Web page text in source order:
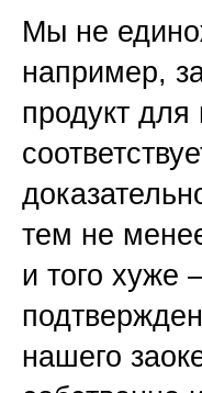
Мы не
например,
продукт
тем не
и того хуже
нашего